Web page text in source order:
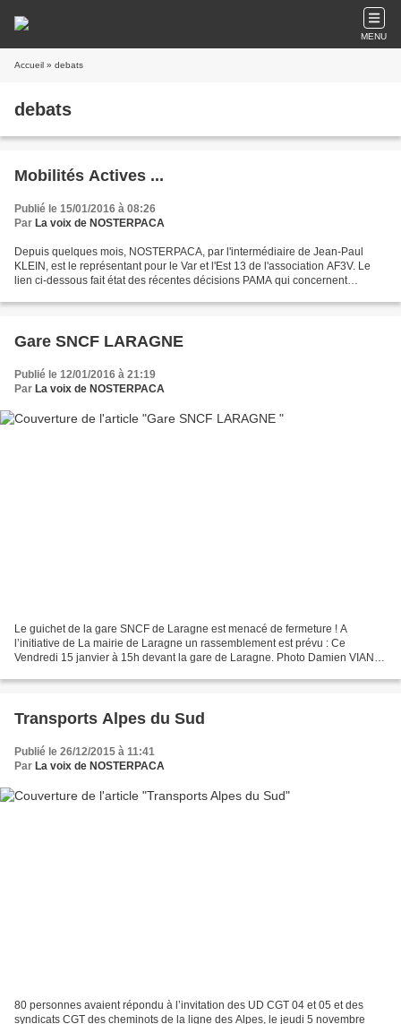
MENU
Accueil » debats
debats
Mobilités Actives ...
Publié le 15/01/2016 à 08:26
Par La voix de NOSTERPACA
Depuis quelques mois, NOSTERPACA, par l'intermédiaire de Jean-Paul
KLEIN, est le représentant pour le Var et l'Est 13 de l'association AF3V. Le
lien ci-dessous fait état des récentes décisions PAMA qui concernent
Gare SNCF LARAGNE
Publié le 12/01/2016 à 21:19
Par La voix de NOSTERPACA
Le guichet de la gare SNCF de Laragne est menacé de fermeture ! A
l’initiative de La mairie de Laragne un rassemblement est prévu : Ce
Vendredi 15 janvier à 15h devant la gare de Laragne. Photo Damien VIANO
Transports Alpes du Sud
Publié le 26/12/2015 à 11:41
Par La voix de NOSTERPACA
80 personnes avaient répondu à l’invitation des UD CGT 04 et 05 et des
syndicats CGT des cheminots de la ligne des Alpes, le jeudi 5 novembre